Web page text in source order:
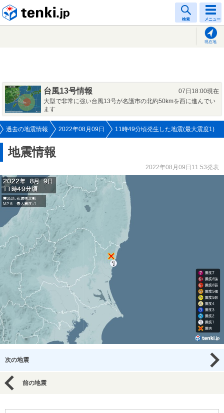
検索 メニュー
現在地
台風13号情報
07日18:00現在
大型で非常に強い台風13号が名護市の北約50kmを西に進んでい
ます
過去の地震情報 2022年08月09日 11時49分頃発生した地震(最大震度1)
地震情報
2022年08月09日11:53発表
次の地震
前の地震